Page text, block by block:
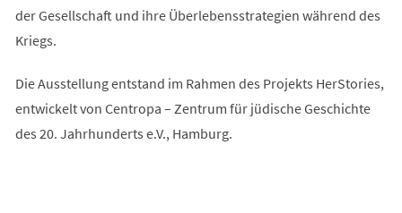
der Gesellschaft und ihre Überlebensstrategien während des
Kriegs.
Die Ausstellung entstand im Rahmen des Projekts HerStories,
entwickelt von Centropa – Zentrum für jüdische Geschichte
des 20. Jahrhunderts e.V., Hamburg.